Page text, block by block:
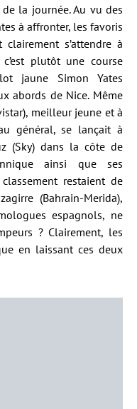
la journée. Au vu des
à affronter, les favoris
s’attendre à
plutôt une course
jaune Simon Yates
abords de Nice. Même
meilleur jeune et à
général, se lançait à
(Sky) dans la côte de
ainsi que ses
restaient de
(Bahrain-Merida),
espagnols, ne
? Clairement, les
en laissant ces deux